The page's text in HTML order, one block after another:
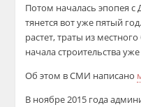
Потом началась эпопея
тянется вот уже пятый
растет, траты из
начала строительства
Об этом в СМИ написано
В ноябре 2015 года